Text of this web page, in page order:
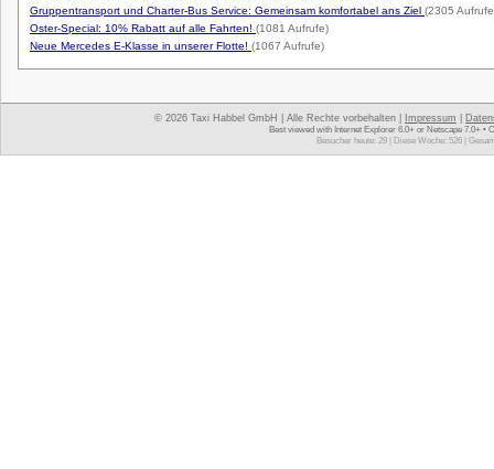
Gruppentransport und Charter-Bus Service: Gemeinsam komfortabel ans Ziel (2305
Oster-Special: 10% Rabatt auf alle Fahrten! (1081 Aufrufe)
Neue Mercedes E-Klasse in unserer Flotte! (1067 Aufrufe)
© 2026 Taxi Habbel GmbH | Alle Rechte vorbehalten | Impressum
Best viewed with Internet Explorer 6.0+ or Netscape 7.0+ •
Besucher heute: 29 | Diese Woche: 526 |